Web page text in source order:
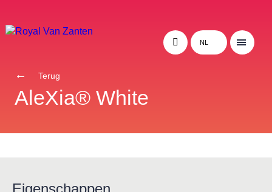
NL
Terug
AleXia® White
Eigenschappen